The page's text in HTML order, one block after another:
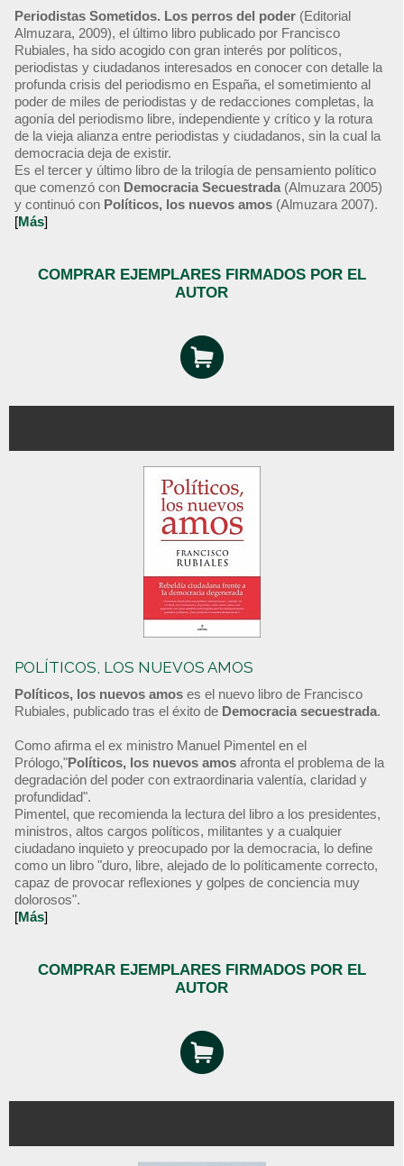
Periodistas Sometidos. Los perros del poder (Editorial
Almuzara, 2009), el último libro publicado por Francisco
Rubiales, ha sido acogido con gran interés por políticos,
periodistas y ciudadanos interesados en conocer con detalle la
profunda crisis del periodismo en España, el sometimiento al
poder de miles de periodistas y de redacciones completas, la
agonía del periodismo libre, independiente y crítico y la rotura
de la vieja alianza entre periodistas y ciudadanos, sin la cual la
democracia deja de existir.
Es el tercer y último libro de la trilogía de pensamiento político
que comenzó con Democracia Secuestrada (Almuzara 2005)
y continuó con Políticos, los nuevos amos (Almuzara 2007).
[Más]
COMPRAR EJEMPLARES FIRMADOS POR EL
AUTOR
POLÍTICOS, LOS NUEVOS AMOS
Políticos, los nuevos amos es el nuevo libro de Francisco
Rubiales, publicado tras el éxito de Democracia secuestrada.
Como afirma el ex ministro Manuel Pimentel en el
Prólogo,"Políticos, los nuevos amos afronta el problema de la
degradación del poder con extraordinaria valentía, claridad y
profundidad".
Pimentel, que recomienda la lectura del libro a los presidentes,
ministros, altos cargos políticos, militantes y a cualquier
ciudadano inquieto y preocupado por la democracia, lo define
como un libro "duro, libre, alejado de lo políticamente correcto,
capaz de provocar reflexiones y golpes de conciencia muy
dolorosos".
[Más]
COMPRAR EJEMPLARES FIRMADOS POR EL
AUTOR